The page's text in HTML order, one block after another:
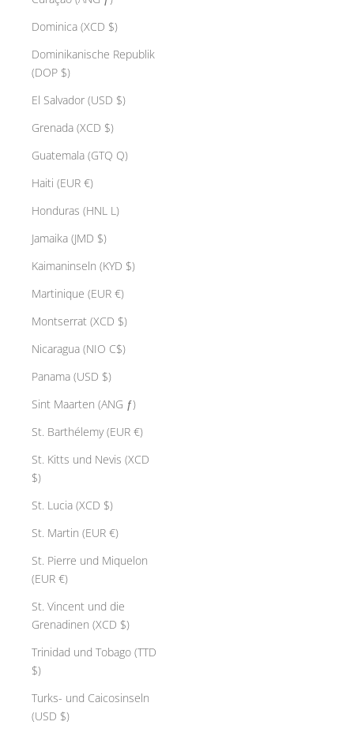
Dominica (XCD $)
Dominikanische Republik
(DOP $)
El Salvador (USD $)
Grenada (XCD $)
Guatemala (GTQ Q)
Haiti (EUR €)
Honduras (HNL L)
Jamaika (JMD $)
Kaimaninseln (KYD $)
Martinique (EUR €)
Montserrat (XCD $)
Nicaragua (NIO C$)
Panama (USD $)
Sint Maarten (ANG ƒ)
St. Barthélemy (EUR €)
St. Kitts und Nevis (XCD
$)
St. Lucia (XCD $)
St. Martin (EUR €)
St. Pierre und Miquelon
(EUR €)
St. Vincent und die
Grenadinen (XCD $)
Trinidad und Tobago (TTD
$)
Turks- und Caicosinseln
(USD $)